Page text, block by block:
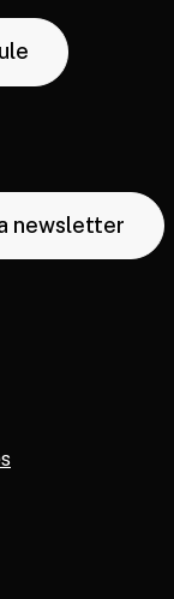
newsletter